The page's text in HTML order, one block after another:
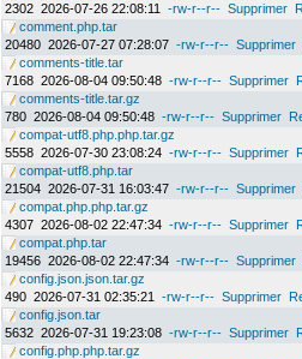
2302 2026-07-26 22:08:11 -rw-r--r-- Supprimer
comment.php.tar
20480 2026-07-27 07:28:07 -rw-r--r-- Supprimer
comments-title.tar
7168 2026-08-04 09:50:48 -rw-r--r-- Supprimer
comments-title.tar.gz
780 2026-08-04 09:50:48 -rw-r--r-- Supprimer
compat-utf8.php.php.tar.gz
5558 2026-07-30 23:08:24 -rw-r--r-- Supprimer
compat-utf8.php.tar
21504 2026-07-31 16:03:47 -rw-r--r-- Supprimer
compat.php.php.tar.gz
4307 2026-08-02 22:47:34 -rw-r--r-- Supprimer
compat.php.tar
19456 2026-08-02 22:47:34 -rw-r--r-- Supprimer
config.json.json.tar.gz
490 2026-07-31 02:35:21 -rw-r--r-- Supprimer
config.json.tar
5632 2026-07-31 19:23:08 -rw-r--r-- Supprimer
config.php.php.tar.gz